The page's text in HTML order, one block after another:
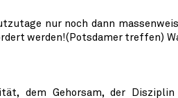
nur noch dann
werden!(Potsdamer treffen)
dem Gehorsam, der